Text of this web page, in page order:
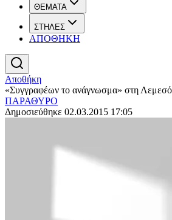
ΘΕΜΑΤΑ
ΣΤΗΛΕΣ
ΑΠΟΘΗΚΗ
Αποθήκη
«Συγγραφέων το ανάγνωσμα» στη Λεμεσό
ΠΑΡΑΘΥΡΟ
Δημοσιεύθηκε 02.03.2015 17:05